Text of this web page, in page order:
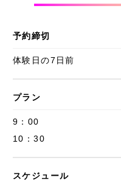
予約締切
体験日の7日前
プラン
9：00
10：30
スケジュール